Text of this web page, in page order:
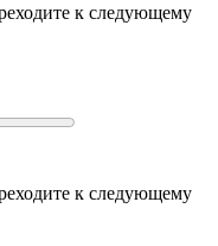
к следующему
к следующему